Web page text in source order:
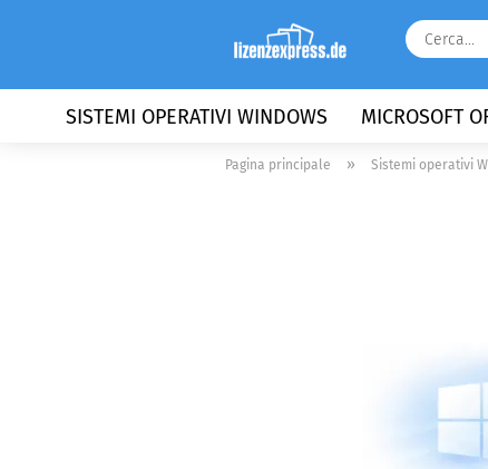
SISTEMI OPERATIVI WINDOWS MICROSOFT
Pagina principale » Sistemi operativi